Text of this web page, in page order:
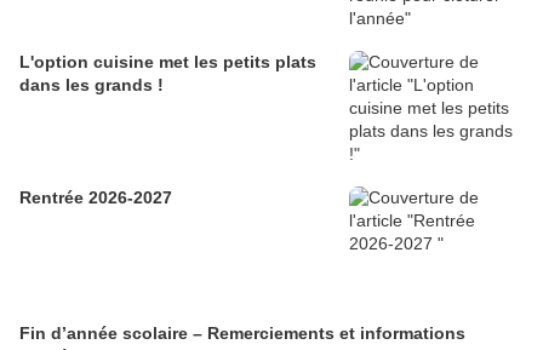
L'option cuisine met les petits plats
dans les grands !
Rentrée 2026-2027
Fin d’année scolaire – Remerciements et informations